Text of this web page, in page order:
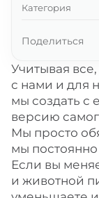
Учитывая
с нами и для
мы создать
версию
Мы просто
мы
Если вы
и животной
Категория
Поделиться